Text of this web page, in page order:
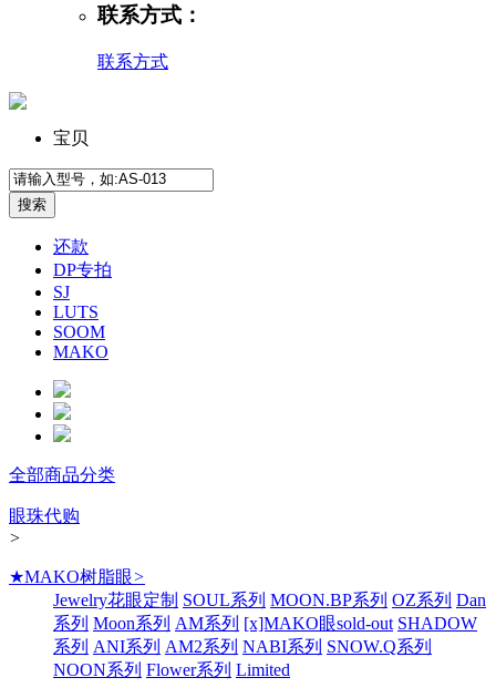
联系方式：
联系方式
宝贝
还款
DP专拍
SJ
LUTS
SOOM
MAKO
全部商品分类
眼珠代购
>
★MAKO树脂眼>
Jewelry花眼定制 SOUL系列 MOON.BP系列 OZ系列 Dan
系列 Moon系列 AM系列 [x]MAKO眼sold-out SHADOW
系列 ANI系列 AM2系列 NABI系列 SNOW.Q系列
NOON系列 Flower系列 Limited